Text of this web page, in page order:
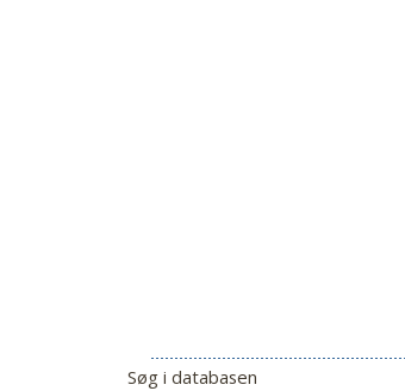
Søg i databasen